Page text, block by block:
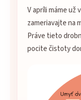
V apríli máme už
zameriavajte na
Práve tieto
pocite čistoty